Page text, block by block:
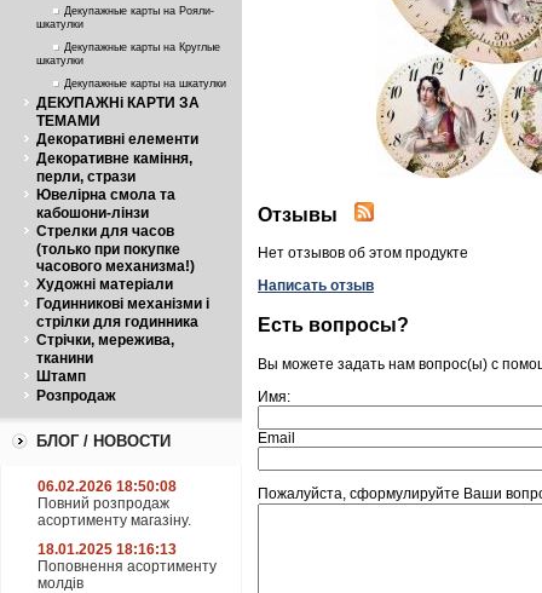
Декупажные карты на Рояли-
шкатулки
Декупажные карты на Круглые
шкатулки
Декупажные карты на шкатулки
ДЕКУПАЖНі КАРТИ ЗА
ТЕМАМИ
Декоративні елементи
Декоративне каміння,
перли, стрази
Ювелірна смола та
кабошони-лінзи
Стрелки для часов
(только при покупке
часового механизма!)
Художні матеріали
Годинникові механізми і
стрілки для годинника
Стрічки, мережива,
тканини
Штамп
Розпродаж
БЛОГ / НОВОСТИ
06.02.2026 18:50:08
Повний розпродаж
асортименту магазіну.
18.01.2025 18:16:13
Поповнення асортименту
молдів
Отзывы
Нет отзывов об этом продукте
Написать отзыв
Есть вопросы?
Вы можете задать нам вопрос(ы) с
Имя:
Email
Пожалуйста, сформулируйте Ваши